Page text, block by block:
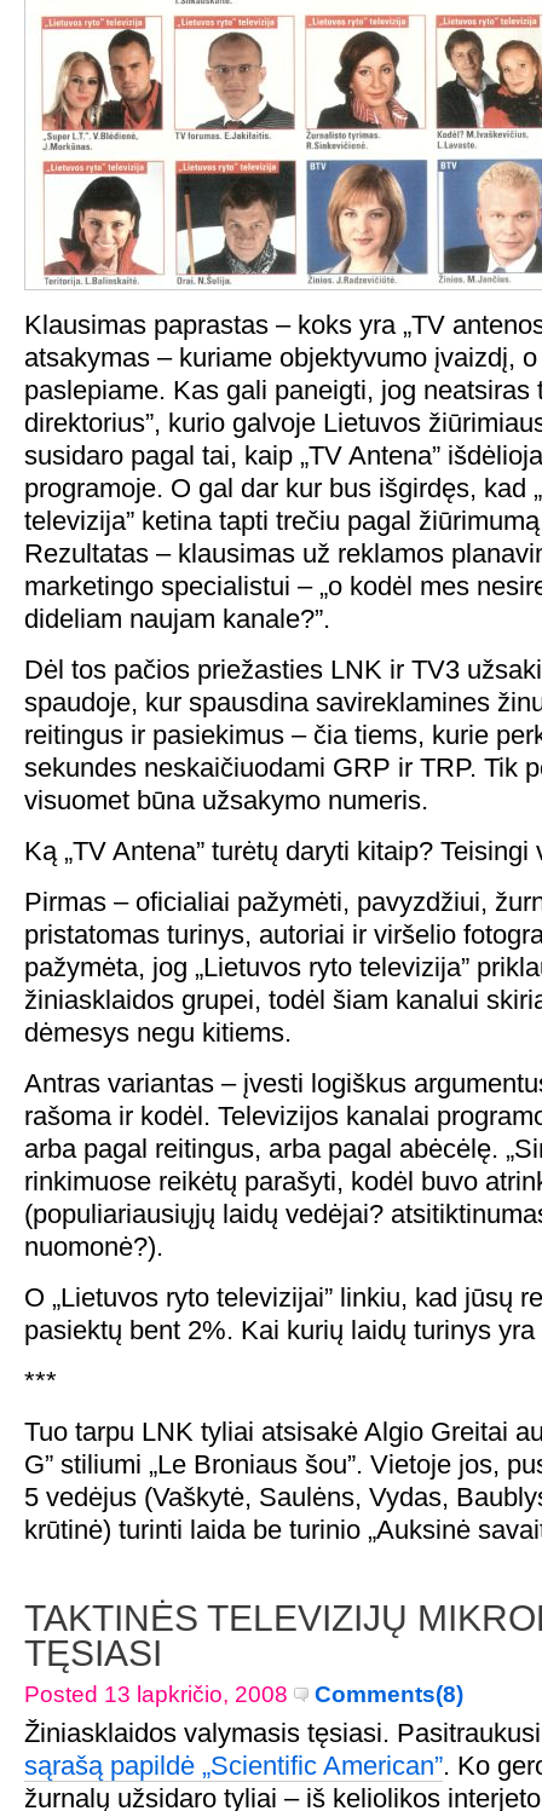
Klausimas paprastas – koks yra „TV
atsakymas – kuriame objektyvumo įvaizdį,
paslepiame. Kas gali paneigti, jog neatsiras
direktorius”, kurio galvoje Lietuvos
susidaro pagal tai, kaip „TV Antena”
programoje. O gal dar kur bus išgirdęs, kad
televizija” ketina tapti trečiu pagal
Rezultatas – klausimas už reklamos
marketingo specialistui – „o kodėl mes
dideliam naujam kanale?”.
Dėl tos pačios priežasties LNK ir TV3
spaudoje, kur spausdina savireklamines
reitingus ir pasiekimus – čia tiems, kurie
sekundes neskaičiuodami GRP ir TRP. Tik
visuomet būna užsakymo numeris.
Ką „TV Antena” turėtų daryti kitaip?
Pirmas – oficialiai pažymėti, pavyzdžiui,
pristatomas turinys, autoriai ir viršelio
pažymėta, jog „Lietuvos ryto televizija”
žiniasklaidos grupei, todėl šiam kanalui
dėmesys negu kitiems.
Antras variantas – įvesti logiškus
rašoma ir kodėl. Televizijos kanalai
arba pagal reitingus, arba pagal abėcėlę.
rinkimuose reikėtų parašyti, kodėl buvo
(populiariausiųjų laidų vedėjai?
nuomonė?).
O „Lietuvos ryto televizijai” linkiu, kad jūsų
pasiektų bent 2%. Kai kurių laidų turinys
***
Tuo tarpu LNK tyliai atsisakė Algio Greitai
G” stiliumi „Le Broniaus šou”. Vietoje jos,
5 vedėjus (Vaškytė, Saulėns, Vydas,
krūtinė) turinti laida be turinio „Auksinė
TAKTINĖS TELEVIZIJŲ
TĘSIASI
Posted 13 lapkričio, 2008 Comments(8)
Žiniasklaidos valymasis tęsiasi.
sąrašą papildė „Scientific American”. Ko
žurnalų užsidaro tyliai – iš keliolikos